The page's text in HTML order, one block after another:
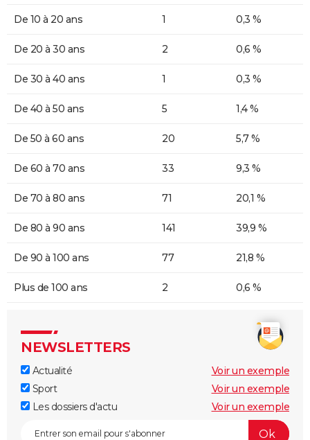
De 10 à 20 ans 1 0,3 %
De 20 à 30 ans 2 0,6 %
De 30 à 40 ans 1 0,3 %
De 40 à 50 ans 5 1,4 %
De 50 à 60 ans 20 5,7 %
De 60 à 70 ans 33 9,3 %
De 70 à 80 ans 71 20,1 %
De 80 à 90 ans 141 39,9 %
De 90 à 100 ans 77 21,8 %
Plus de 100 ans 2 0,6 %
NEWSLETTERS
Actualité
Voir un exemple
Sport
Voir un exemple
Les dossiers d'actu
Voir un exemple